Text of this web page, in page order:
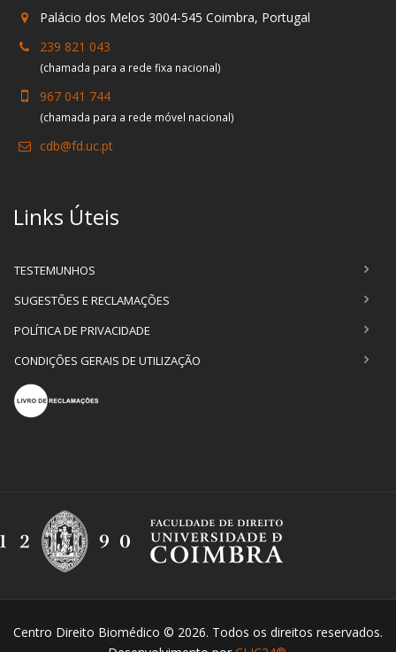
Palácio dos Melos 3004-545 Coimbra, Portugal
239 821 043
(chamada para a rede fixa nacional)
967 041 744
(chamada para a rede móvel nacional)
cdb@fd.uc.pt
Links Úteis
TESTEMUNHOS
SUGESTÕES E RECLAMAÇÕES
POLÍTICA DE PRIVACIDADE
CONDIÇÕES GERAIS DE UTILIZAÇÃO
Centro Direito Biomédico © 2026. Todos os direitos reservados.